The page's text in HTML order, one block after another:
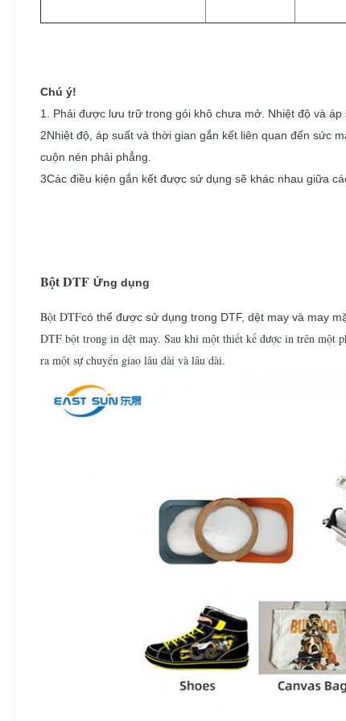
Chú ý!
1. Phải được lưu trữ trong gói khô chưa mở. Nhiệt độ và áp
2Nhiệt độ, áp suất và thời gian gắn kết liên quan đến sức
cuộn nén phải phẳng.
3Các điều kiện gắn kết được sử dụng sẽ khác nhau giữa
Bột DTF Ứng dụng
Bột DTFcó thể được sử dụng trong DTF, dệt may và may
DTF bột trong in dệt may. Sau khi một thiết kế được in trên một
ra một sự chuyển giao lâu dài và lâu dài.